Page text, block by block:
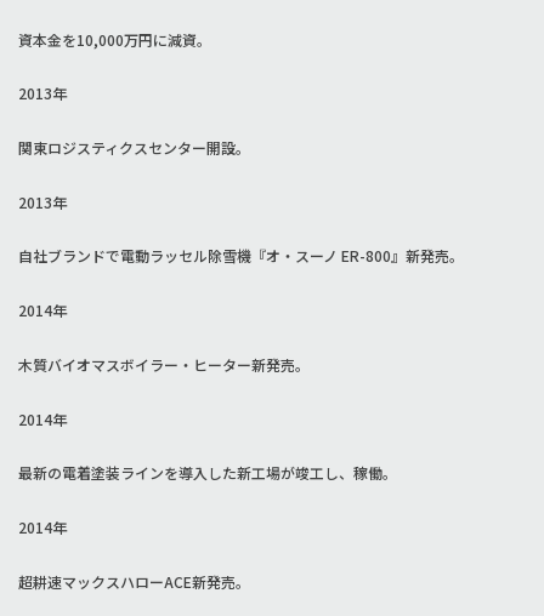
資本金を10,000万円に減資。
2013年
関東ロジスティクスセンター開設。
2013年
自社ブランドで電動ラッセル除雪機『オ・スーノ ER-800』新発売。
2014年
木質バイオマスボイラー・ヒーター新発売。
2014年
最新の電着塗装ラインを導入した新工場が竣工し、稼働。
2014年
超耕速マックスハローACE新発売。